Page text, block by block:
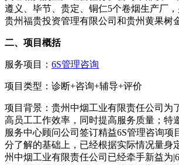
遵义、毕节、贵定、铜仁5个卷烟生产厂，
贵州福贵投资管理有限公司和贵州黄果树
二、项目概括
服务项目： 6S管理咨询
项目类型：诊断+咨询+辅导+评价
项目背景：贵州中烟工业有限责任公司为
高员工工作效率，同时提高服务质量；特
服务中心顾问公司签订精益6S管理咨询项
分了解的基础上，已经根据实际情况量身
州中烟工业有限责任公司已经牵手新益为